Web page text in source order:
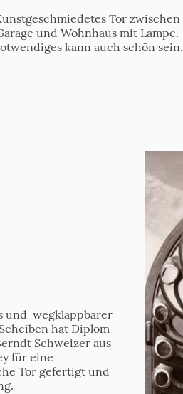
Tor zwischen
und Wohnhaus mit Lampe.
kann auch schön sein.
und wegklappbarer
hat Diplom
Schweizer aus
für eine
Tor gefertigt und